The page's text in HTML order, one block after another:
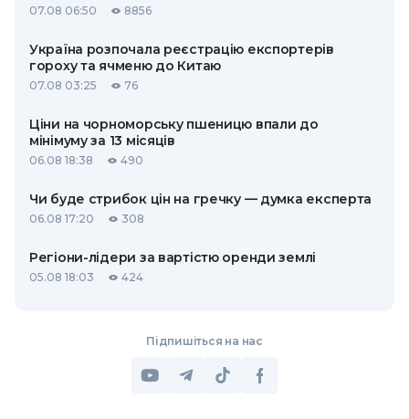
07.08 06:50 8856
Україна розпочала реєстрацію експортерів
гороху та ячменю до Китаю
07.08 03:25 76
Ціни на чорноморську пшеницю впали до
мінімуму за 13 місяців
06.08 18:38 490
Чи буде стрибок цін на гречку — думка експерта
06.08 17:20 308
Регіони-лідери за вартістю оренди землі
05.08 18:03 424
Підпишіться на нас